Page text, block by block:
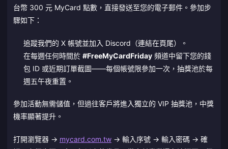
台幣 300 元 MyCard 點數，直接發送至您的電子郵件。參加步
驟如下：
追蹤我們的 X 帳號並加入 Discord（連結在頁尾）。
在每週任何時間於 #FreeMyCardFriday頻道中留下您的錢
包 ID 或近期訂單截圖——每個帳號限參加一次，抽獎池於每
週五午夜重置。
參加活動無需儲值，但過往客戶將進入獨立的 VIP 抽獎池，中獎
機率顯著提升。
打開瀏覽器 → mycard.com.tw → 輸入序號 → 輸入密碼 → 確